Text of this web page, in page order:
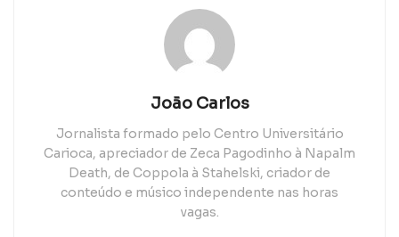
João Carlos
Jornalista formado pelo Centro Universitário
Carioca, apreciador de Zeca Pagodinho à Napalm
Death, de Coppola à Stahelski, criador de
conteúdo e músico independente nas horas
vagas.